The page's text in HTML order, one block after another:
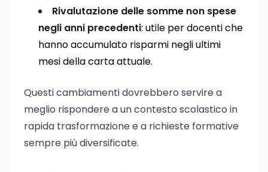
Rivalutazione delle somme non spese
negli anni precedenti: utile per docenti che
hanno accumulato risparmi negli ultimi
mesi della carta attuale.
Questi cambiamenti dovrebbero servire a
meglio rispondere a un contesto scolastico in
rapida trasformazione e a richieste formative
sempre più diversificate.